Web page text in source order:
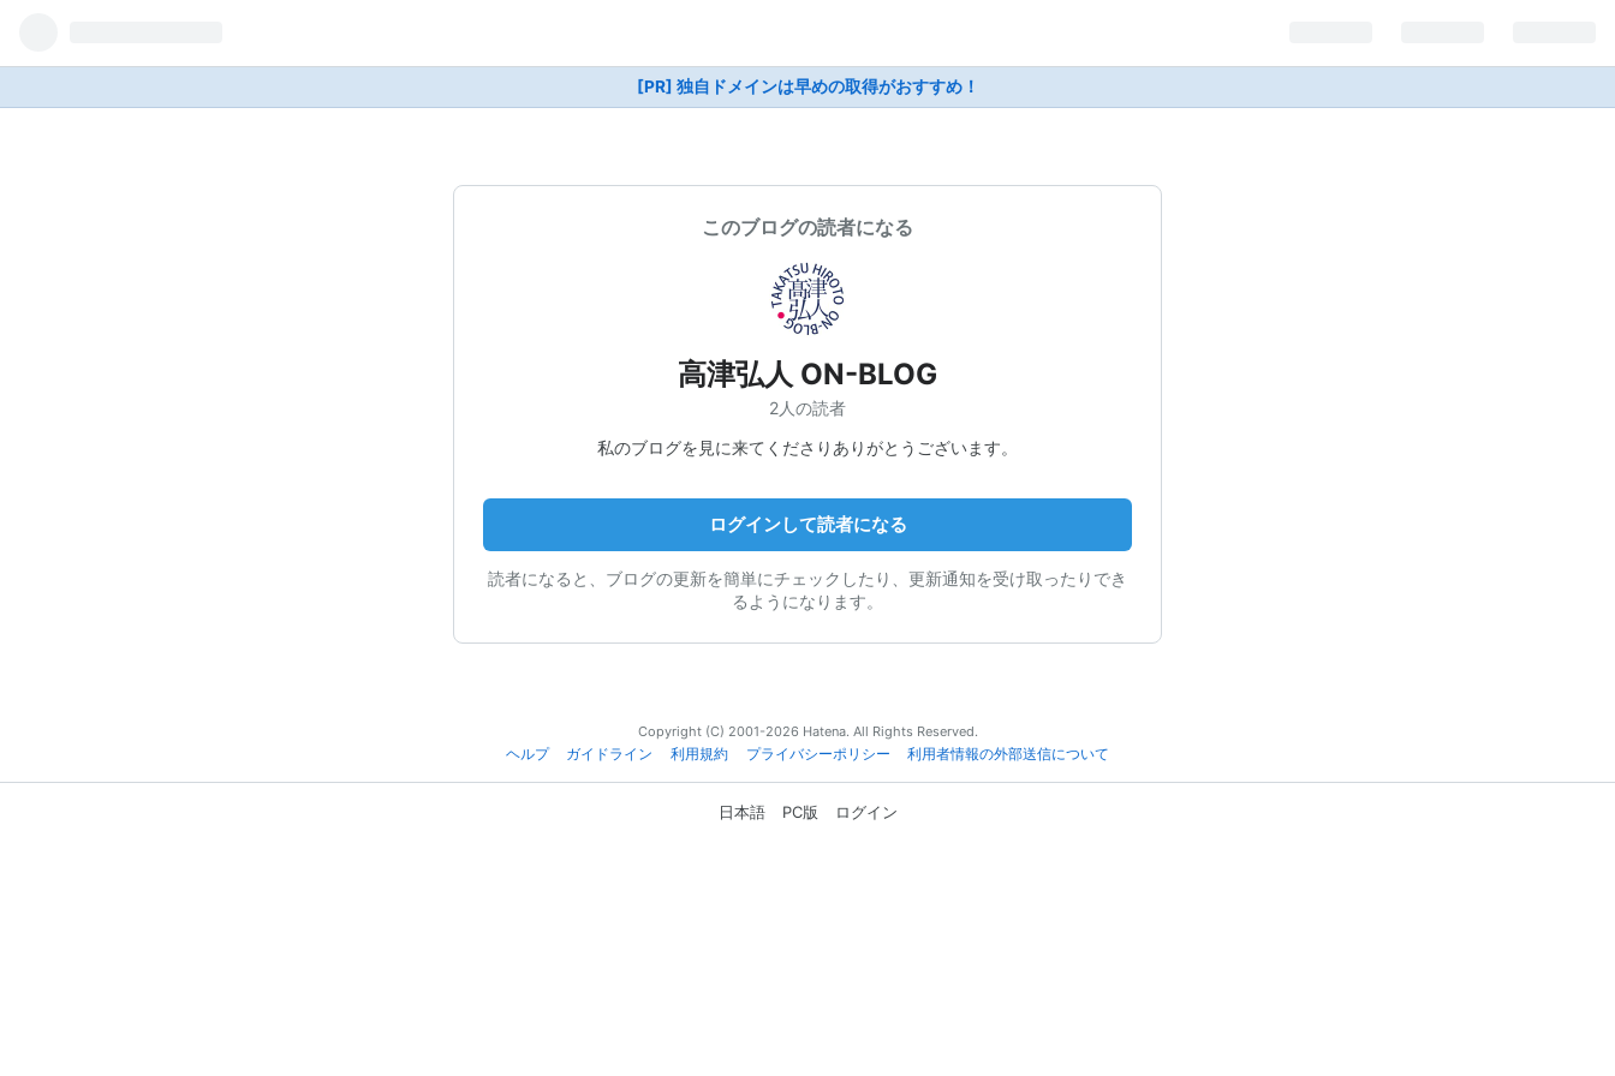
[PR] 独自ドメインは早めの取得がおすすめ！
このブログの読者になる
高津弘人 ON-BLOG
2人の読者
私のブログを見に来てくださりありがとうございます。
ログインして読者になる
読者になると、ブログの更新を簡単にチェックしたり、更新通知を受け取ったりでき
るようになります。
Copyright (C) 2001-2026 Hatena. All Rights Reserved.
ヘルプ
ガイドライン 利用規約 プライバシーポリシー 利用者情報の外部送信について
日本語 PC版 ログイン